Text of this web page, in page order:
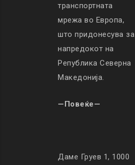
транспортната
мрежа во Европа,
што придонесува за
напредокот на
Република Северна
Македонија.
—Повеќе—
Даме Груев 1, 1000